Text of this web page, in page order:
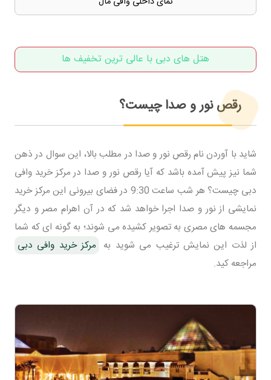
هتل های دبی با عالی ترین تخفیف ها
رقص نور و صدا چیست؟
شاید با آوردن نام رقص نور و صدا در مطلب بالا، این سوال در ذهن
شما نیز پیش آمده باشد که آیا رقص نور و صدا در مرکز خرید وافی
دبی چیست؟ هر شب ساعت 9:30 در فضای بیرونی این مرکز خرید
نمایشی از نور و صدا اجرا خواهد شد که در آن اهرام مصر و دیگر
مجسمه های مصری به تصویر کشیده می شوند؛ به گونه ای که شما
از لذت این نمایش ترغیب می شوید به مرکز خرید وافی دبی
مراجعه کید.